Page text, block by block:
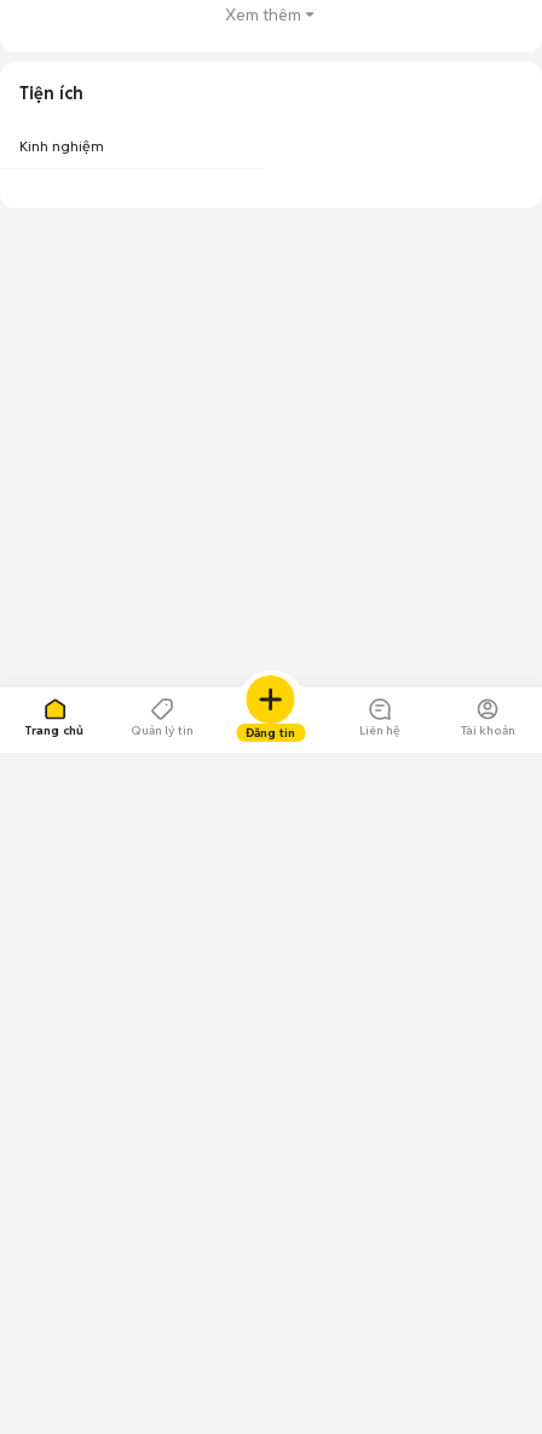
Trang chủ Quản lý tin Đăng tin Liên hệ Tài khoản
Xem thêm
Tiện ích
Kinh nghiệm